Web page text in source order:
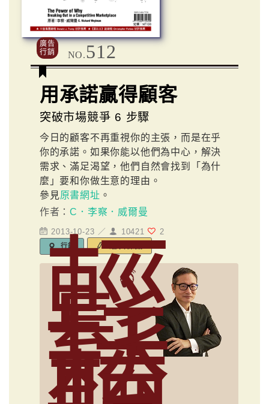
廣告
行銷
NO. 512
用承諾贏得顧客
突破市場競爭 6 步驟
今日的顧客不再重視你的主張，而是在乎
你的承諾。如果你能以他們為中心，解決
需求、滿足渴望，他們自然會找到「為什
麼」要和你做生意的理由。
參見原書網址 。
作者：C．李察．威爾曼
2013-10-23 ／ 10421 2
行銷
輕
鬆